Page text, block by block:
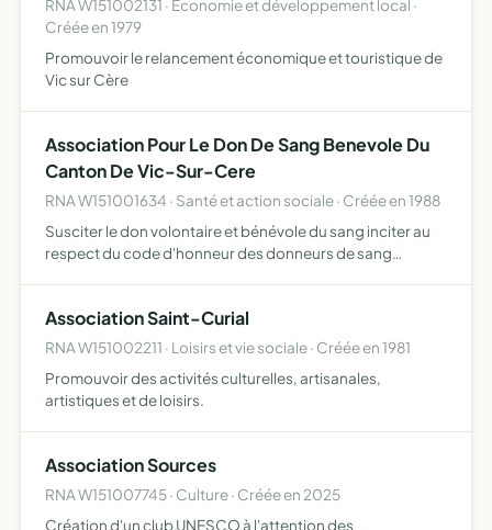
RNA W151002131 · Economie et développement local ·
Créée en 1979
Promouvoir le relancement économique et touristique de
Vic sur Cère
Association Pour Le Don De Sang Benevole Du
Canton De Vic-Sur-Cere
RNA W151001634 · Santé et action sociale · Créée en 1988
Susciter le don volontaire et bénévole du sang inciter au
respect du code d'honneur des donneurs de sang
représenter ses adhére…
Association Saint-Curial
RNA W151002211 · Loisirs et vie sociale · Créée en 1981
Promouvoir des activités culturelles, artisanales,
artistiques et de loisirs.
Association Sources
RNA W151007745 · Culture · Créée en 2025
Création d'un club UNESCO à l'attention des